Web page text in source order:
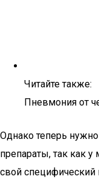
Читайте также:
Пневмония от
Однако теперь
препараты, так как
свой специфический